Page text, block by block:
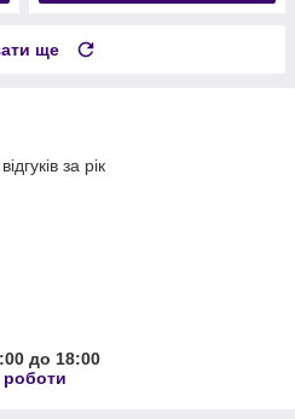
ще
за рік
до 18:00
роботи